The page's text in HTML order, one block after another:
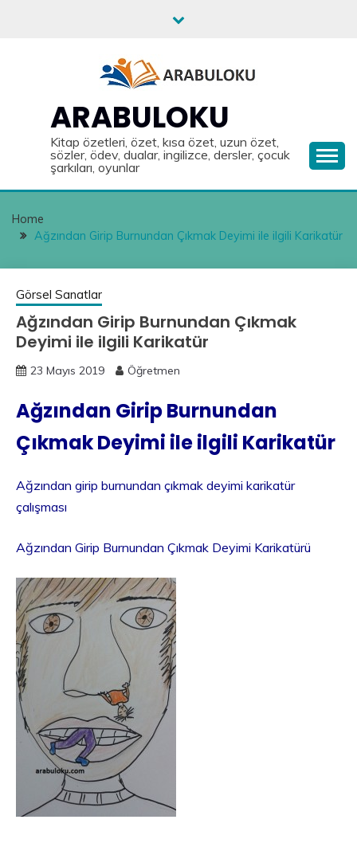
ARABULOKU
Kitap özetleri, özet, kısa özet, uzun özet,
sözler, ödev, dualar, ingilizce, dersler, çocuk
şarkıları, oyunlar
Home
Ağzından Girip Burnundan Çıkmak Deyimi ile ilgili Karikatür
Görsel Sanatlar
Ağzından Girip Burnundan Çıkmak
Deyimi ile ilgili Karikatür
23 Mayıs 2019 Öğretmen
Ağzından Girip Burnundan
Çıkmak Deyimi ile ilgili Karikatür
Ağzından girip burnundan çıkmak deyimi karikatür
çalışması
Ağzından Girip Burnundan Çıkmak Deyimi Karikatürü